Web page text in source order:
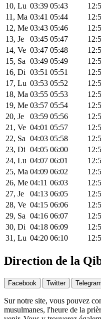
10, Lu 03:39 05:43
11, Ma 03:41 05:44
12, Me 03:43 05:46
13, Je
03:45 05:47
14, Ve 03:47 05:48
15, Sa 03:49 05:49
16, Di 03:51 05:51
17, Lu 03:53 05:52
18, Ma 03:55 05:53
19, Me 03:57 05:54
20, Je
03:59 05:56
21, Ve 04:01 05:57
22, Sa 04:03 05:58
23, Di 04:05 06:00
24, Lu 04:07 06:01
25, Ma 04:09 06:02
26, Me 04:11 06:03
27, Je
04:13 06:05
28, Ve 04:15 06:06
29, Sa 04:16 06:07
30, Di 04:18 06:09
31, Lu 04:20 06:10
Direction de la
Facebook Twitter Telegram
Sur notre site, vous pouvez
musulmanes, l'heure de la